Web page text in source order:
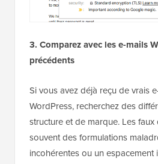
3. Comparez avec les e-mails
précédents
Si vous avez déjà reçu de vrais
WordPress, recherchez des
structure et de marque. Les
souvent des formulations
incohérentes ou un espacement